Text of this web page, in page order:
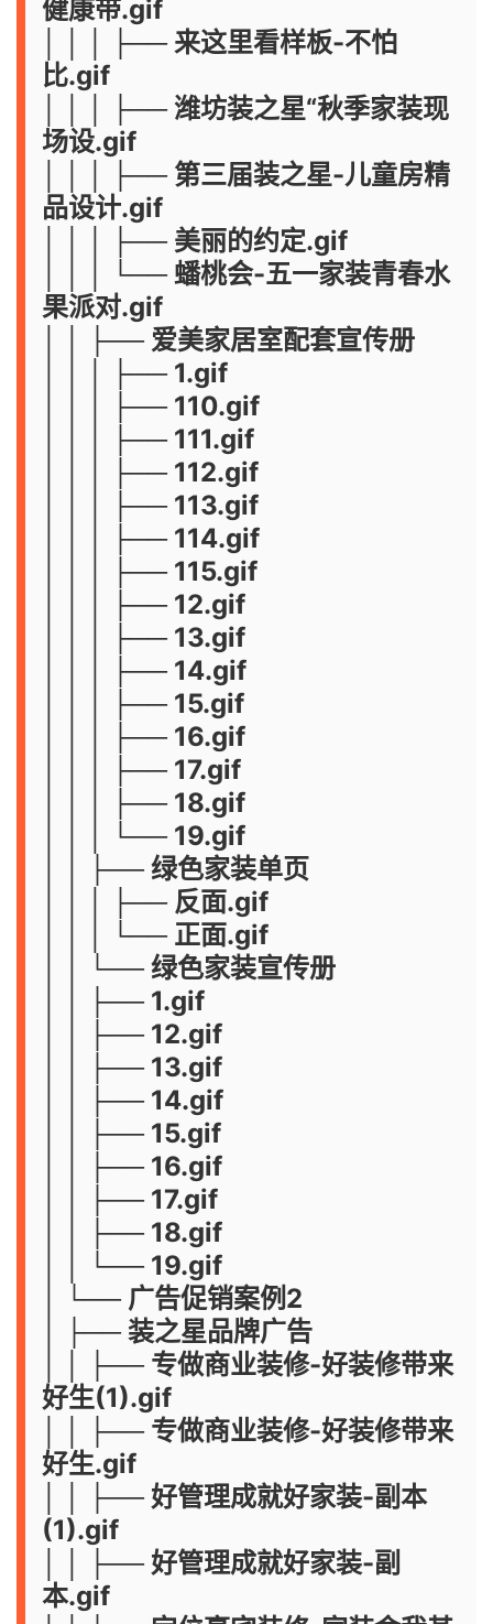
健康带.gif
│ │ │ ├── 来这里看样板-不怕
比.gif
│ │ │ ├── 潍坊装之星“秋季家装现
场设.gif
│ │ │ ├── 第三届装之星-儿童房精
品设计.gif
│ │ │ ├── 美丽的约定.gif
│ │ │ └── 蟠桃会-五一家装青春水
果派对.gif
│ │ ├── 爱美家居室配套宣传册
│ │ │ ├── 1.gif
│ │ │ ├── 110.gif
│ │ │ ├── 111.gif
│ │ │ ├── 112.gif
│ │ │ ├── 113.gif
│ │ │ ├── 114.gif
│ │ │ ├── 115.gif
│ │ │ ├── 12.gif
│ │ │ ├── 13.gif
│ │ │ ├── 14.gif
│ │ │ ├── 15.gif
│ │ │ ├── 16.gif
│ │ │ ├── 17.gif
│ │ │ ├── 18.gif
│ │ │ └── 19.gif
│ │ ├── 绿色家装单页
│ │ │ ├── 反面.gif
│ │ │ └── 正面.gif
│ │ └── 绿色家装宣传册
│ │ ├── 1.gif
│ │ ├── 12.gif
│ │ ├── 13.gif
│ │ ├── 14.gif
│ │ ├── 15.gif
│ │ ├── 16.gif
│ │ ├── 17.gif
│ │ ├── 18.gif
│ │ └── 19.gif
│ └── 广告促销案例2
│ ├── 装之星品牌广告
│ │ ├── 专做商业装修-好装修带来
好生(1).gif
│ │ ├── 专做商业装修-好装修带来
好生.gif
│ │ ├── 好管理成就好家装-副本
(1).gif
│ │ ├── 好管理成就好家装-副
本.gif